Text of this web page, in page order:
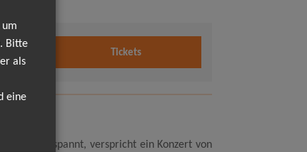
Tickets
umspannt, verspricht ein Konzert von
um
Bitte
als
eine